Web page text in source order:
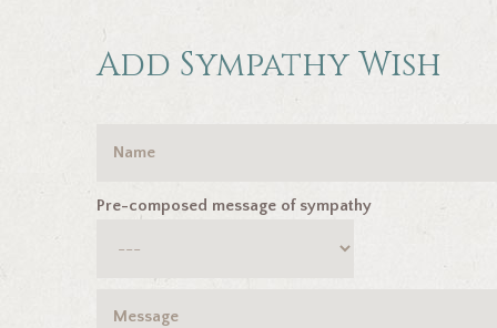
Add Sympathy Wish
Pre-composed message of sympathy